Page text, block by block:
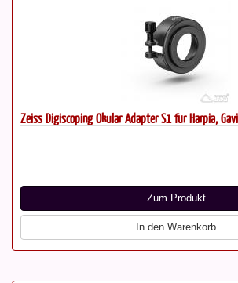
Zeiss Digiscoping Okular Adapter S1 für Harpia,
Zum Produkt
In den Warenkorb